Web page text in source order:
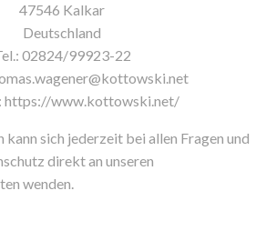
47546 Kalkar
Deutschland
02824/99923-22
https://www.kottowski.net/
sich jederzeit bei allen Fragen und
direkt an unseren
wenden.